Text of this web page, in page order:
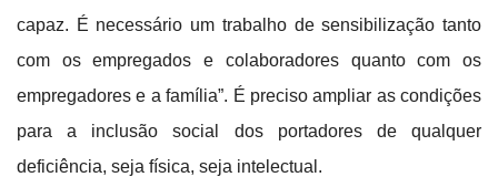
capaz. É necessário um trabalho de sensibilização tanto
com os empregados e colaboradores quanto com os
empregadores e a família”. É preciso ampliar as condições
para a inclusão social dos portadores de qualquer
deficiência, seja física, seja intelectual.